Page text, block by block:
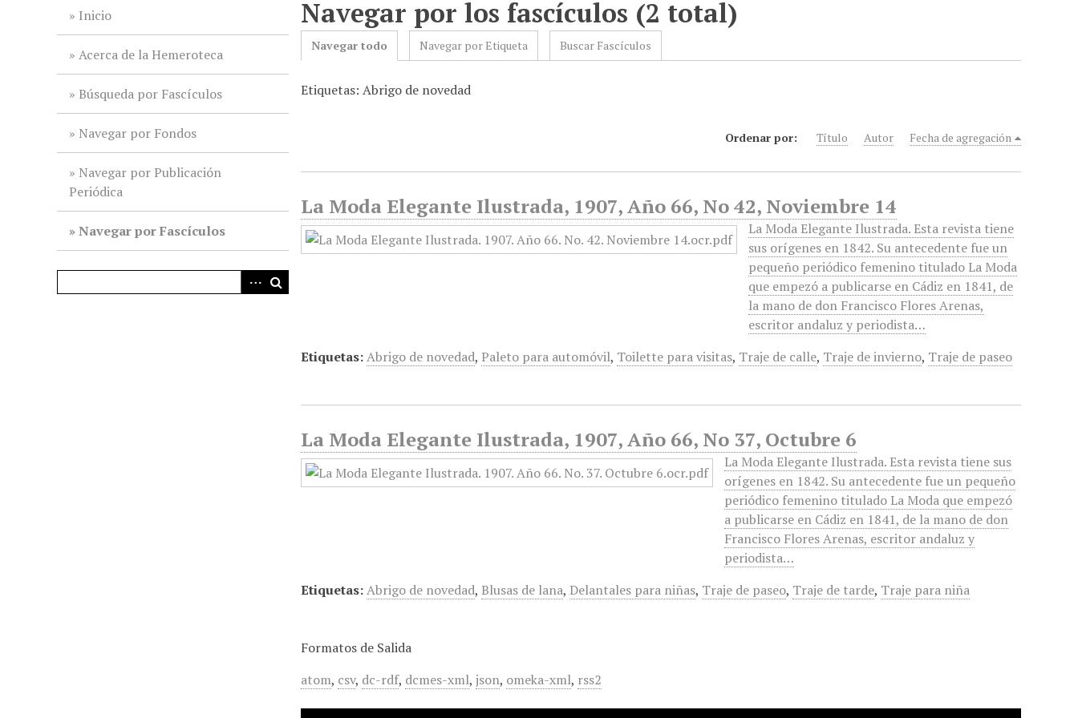
Inicio
Acerca de la Hemeroteca
Búsqueda por Fascículos
Navegar por Fondos
Navegar por Publicación
Periódica
Navegar por Fascículos
Navegar por los fascículos (2 total)
Navegar todo Navegar por Etiqueta Buscar Fascículos
Etiquetas: Abrigo de novedad
Ordenar por: Título Autor Fecha de agregación
La Moda Elegante Ilustrada, 1907, Año 66, No 42, Noviembre 14
La Moda Elegante Ilustrada. Esta revista tiene
sus orígenes en 1842. Su antecedente fue un
pequeño periódico femenino titulado La Moda
que empezó a publicarse en Cádiz en 1841, de
la mano de don Francisco Flores Arenas,
escritor andaluz y periodista…
Etiquetas:Abrigo de novedad, Paleto para automóvil, Toilette para visitas, Traje de calle, Traje de invierno, Traje de paseo
La Moda Elegante Ilustrada, 1907, Año 66, No 37, Octubre 6
La Moda Elegante Ilustrada. Esta revista tiene sus
orígenes en 1842. Su antecedente fue un pequeño
periódico femenino titulado La Moda que empezó
a publicarse en Cádiz en 1841, de la mano de don
Francisco Flores Arenas, escritor andaluz y
periodista…
Etiquetas:Abrigo de novedad, Blusas de lana, Delantales para niñas, Traje de paseo, Traje de tarde, Traje para niña
Formatos de Salida
atom, csv, dc-rdf, dcmes-xml,json, omeka-xml, rss2